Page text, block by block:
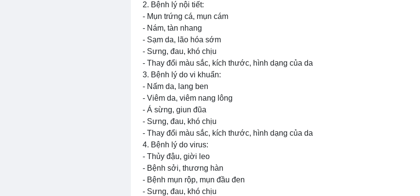
2. Bệnh lý nội tiết:
- Mụn trứng cá, mụn cám
- Nám, tàn nhang
- Sạm da, lão hóa sớm
- Sưng, đau, khó chịu
- Thay đổi màu sắc, kích thước, hình dạng của da
3. Bệnh lý do vi khuẩn:
- Nấm da, lang ben
- Viêm da, viêm nang lông
- Á sừng, giun đũa
- Sưng, đau, khó chịu
- Thay đổi màu sắc, kích thước, hình dạng của da
4. Bệnh lý do virus:
- Thủy đậu, giời leo
- Bệnh sởi, thương hàn
- Bệnh mụn rộp, mụn đầu đen
- Sưng, đau, khó chịu